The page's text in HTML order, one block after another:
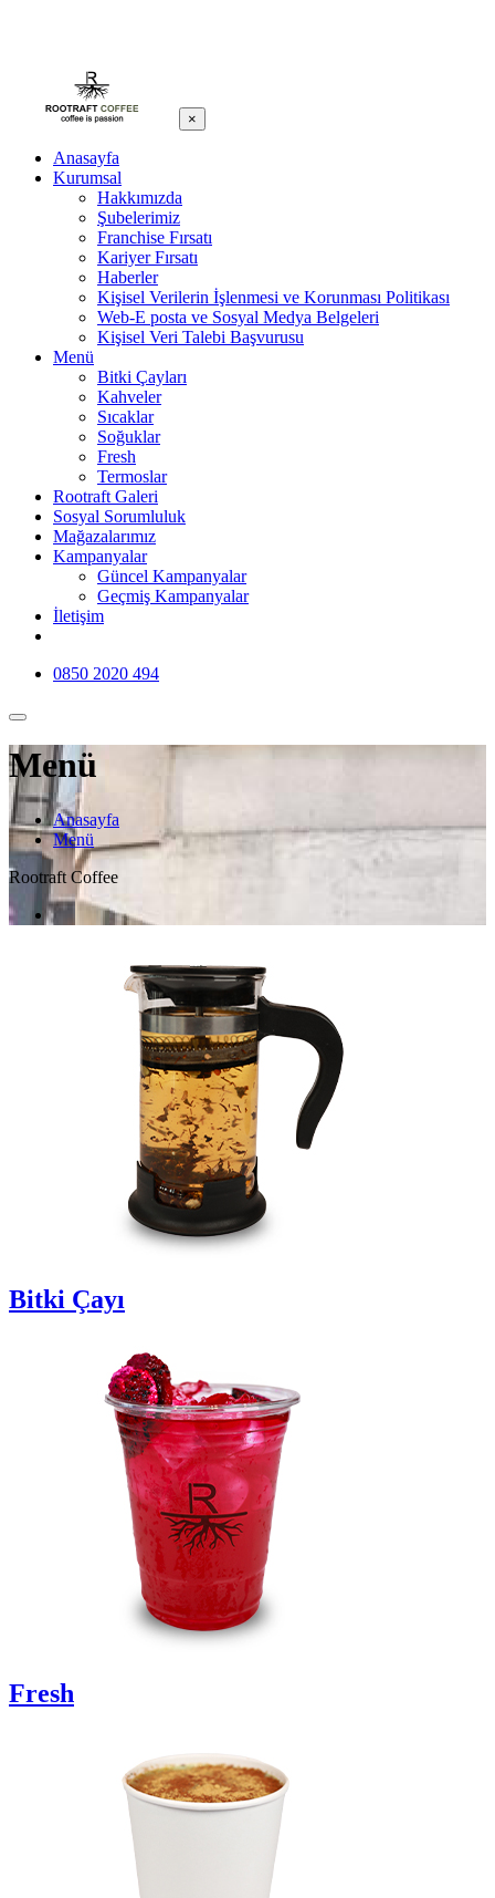
×
Anasayfa
Kurumsal
Hakkımızda
Şubelerimiz
Franchise Fırsatı
Kariyer Fırsatı
Haberler
Kişisel Verilerin İşlenmesi ve Korunması Politikası
Web-E posta ve Sosyal Medya Belgeleri
Kişisel Veri Talebi Başvurusu
Menü
Bitki Çayları
Kahveler
Sıcaklar
Soğuklar
Fresh
Termoslar
Rootraft Galeri
Sosyal Sorumluluk
Mağazalarımız
Kampanyalar
Güncel Kampanyalar
Geçmiş Kampanyalar
İletişim
0850 2020 494
Menü
Anasayfa
Menü
Rootraft Coffee
Bitki Çayı
Fresh